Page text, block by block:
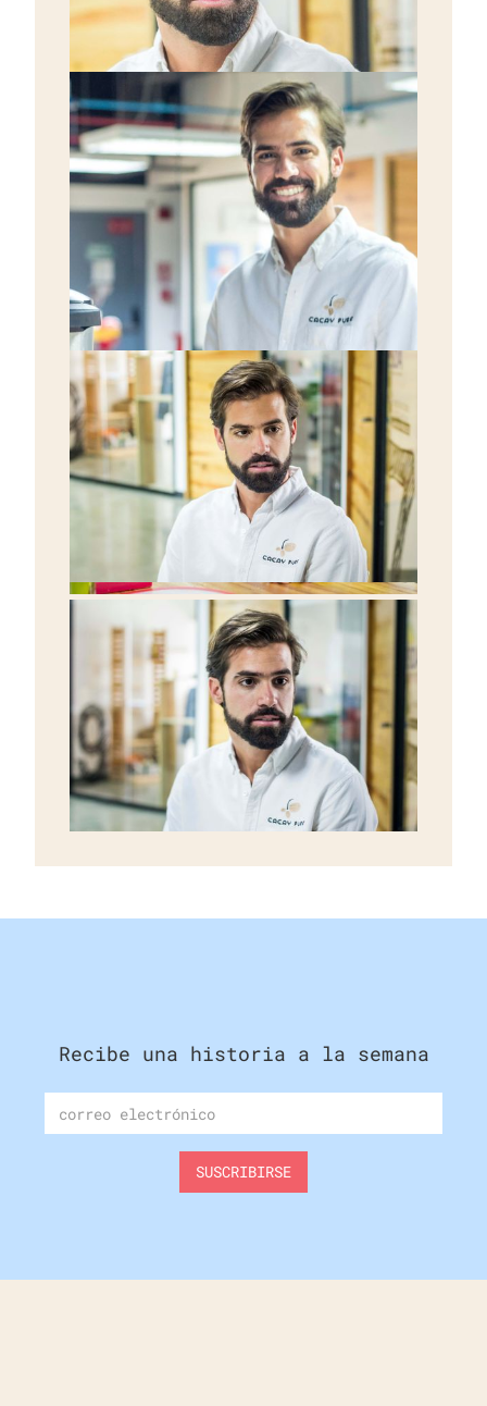
Recibe una historia a la semana